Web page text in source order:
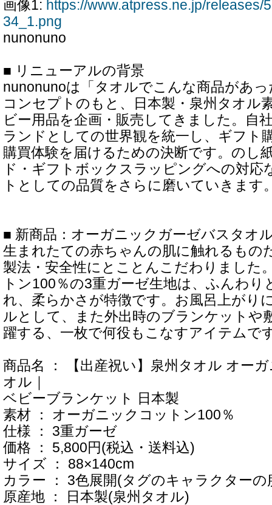
画像1: https://www.atpress.ne.jp/releases/
34_1.png
nunonuno
■ リニューアルの背景
nunonunoは「タオルでこんな商品があ
コンセプトのもと、日本製・泉州タオル
ビー用品を企画・販売してきました。自
ランドとしての世界観を統一し、ギフト
購買体験を届けるための決断です。のし
ド・ギフトボックスラッピングへの対応
トとしての品質をさらに磨いていきます
■ 新商品：オーガニックガーゼバスタオ
生まれたての赤ちゃんの肌に触れるもの
製法・安全性にとことんこだわりました
トン100％の3重ガーゼ生地は、ふんわり
れ、柔らかさが特徴です。お風呂上がり
ルとして、また外出時のブランケットや
躍する、一枚で何役もこなすアイテムで
商品名 ： 【出産祝い】泉州タオル オー
オル｜
ベビーブランケット 日本製
素材 ： オーガニックコットン100％
仕様 ： 3重ガーゼ
価格 ： 5,800円(税込・送料込)
サイズ ： 88×140cm
カラー ： 3色展開(タグのキャラクター
原産地 ： 日本製(泉州タオル)